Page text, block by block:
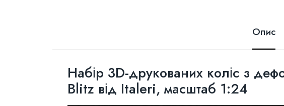
Опис
Набір 3D-друкованих коліс з
Blitz від Italeri, масштаб 1:24